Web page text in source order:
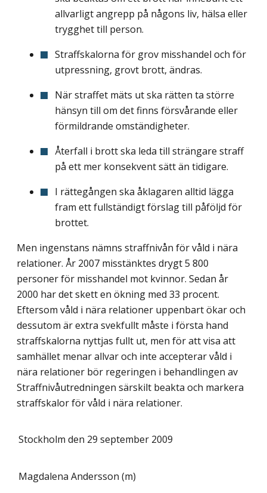
allvarligt angrepp på någons liv, hälsa eller
trygghet till person.
Straffskalorna för grov misshandel och för
utpressning, grovt brott, ändras.
När straffet mäts ut ska rätten ta större
hänsyn till om det finns försvårande eller
förmildrande omständigheter.
Återfall i brott ska leda till strängare straff
på ett mer konsekvent sätt än tidigare.
I rättegången ska åklagaren alltid lägga
fram ett fullständigt förslag till påföljd för
brottet.
Men ingenstans nämns straffnivån för våld i nära
relationer. År 2007 misstänktes drygt 5 800
personer för misshandel mot kvinnor. Sedan år
2000 har det skett en ökning med 33 procent.
Eftersom våld i nära relationer uppenbart ökar och
dessutom är extra svekfullt måste i första hand
straffskalorna nyttjas fullt ut, men för att visa att
samhället menar allvar och inte accepterar våld i
nära relationer bör regeringen i behandlingen av
Straffnivåutredningen särskilt beakta och markera
straffskalor för våld i nära relationer.
Stockholm den 29 september 2009
Magdalena Andersson (m)